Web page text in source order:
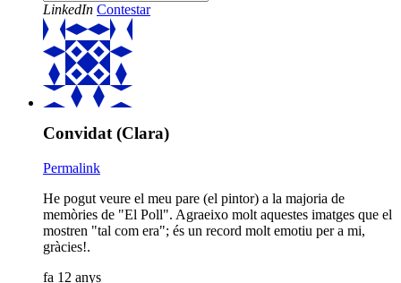
LinkedIn Contestar
Convidat (Clara)
Permalink
He pogut veure el meu pare (el pintor) a la majoria de
memòries de "El Poll". Agraeixo molt aquestes imatges que el
mostren "tal com era"; és un record molt emotiu per a mi,
gràcies!.
fa 12 anys